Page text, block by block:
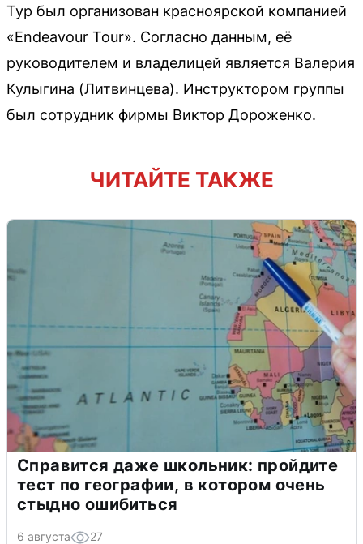
Тур был организован красноярской компанией
«Endeavour Tour». Согласно данным, её
руководителем и владелицей является Валерия
Кулыгина (Литвинцева). Инструктором группы
был сотрудник фирмы Виктор Дороженко.
ЧИТАЙТЕ ТАКЖЕ
Справится даже школьник: пройдите
тест по географии, в котором очень
стыдно ошибиться
6 августа 27